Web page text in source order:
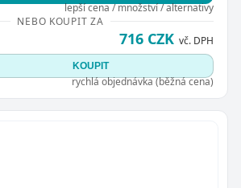
lepší cena / množství / alternativy
NEBO KOUPIT ZA
716 CZK vč. DPH
KOUPIT
rychlá objednávka (běžná cena)